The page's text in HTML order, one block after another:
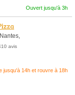
Ouvert jusqu'à 3h
avis
jusqu'à 14h et rouvre à 18h